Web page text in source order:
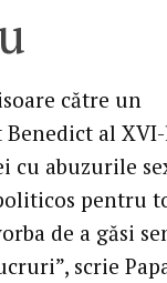
către un
al XVI-
cu abuzurile
pentru
de a găsi
scrie